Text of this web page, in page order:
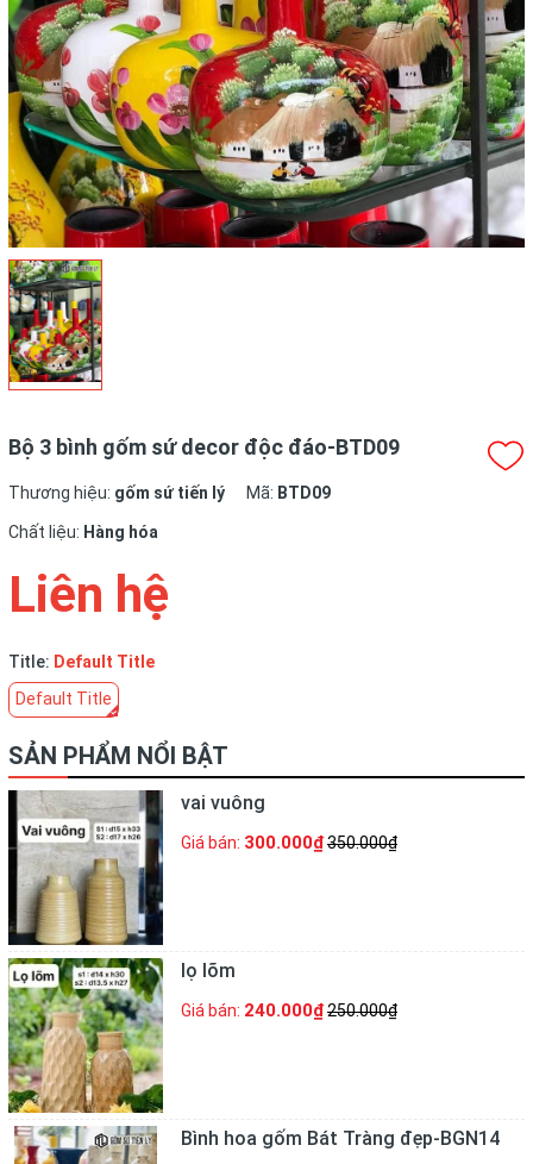
Bộ 3 bình gốm sứ decor độc đáo-BTD09
Thương hiệu: gốm sứ tiến lý Mã: BTD09
Chất liệu: Hàng hóa
Liên hệ
Title: Default Title
Default Title
SẢN PHẨM NỔI BẬT
vai vuông
Giá bán: 300.000₫350.000₫
lọ lõm
Giá bán: 240.000₫250.000₫
Bình hoa gốm Bát Tràng đẹp-BGN14